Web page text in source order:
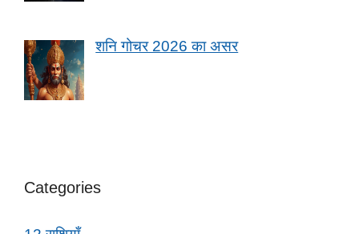
शनि गोचर 2026 का असर
Categories